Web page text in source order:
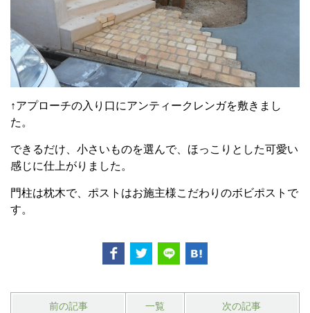
↑アプローチの入り口にアンティークレンガを敷きまし
た。
できるだけ、小さいものを選んで、ほっこりとした可愛い
感じに仕上がりました。
門柱は枕木で、ポストはお施主様こだわりのボビポストで
す。
前の記事 一覧 次の記事